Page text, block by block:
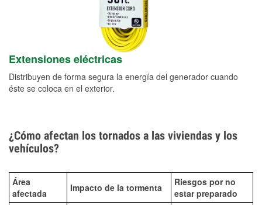
Extensiones eléctricas
Distribuyen de forma segura la energía del generador cuando
éste se coloca en el exterior.
¿Cómo afectan los tornados a las viviendas y los
vehículos?
Área
afectada
Impacto de la tormenta
Riesgos por no
estar preparado